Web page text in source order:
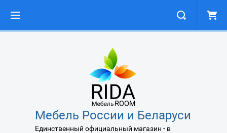
Мебель России и Беларуси
Единственный официальный магазин - в